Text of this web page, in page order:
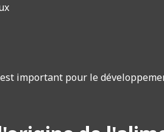
important pour le